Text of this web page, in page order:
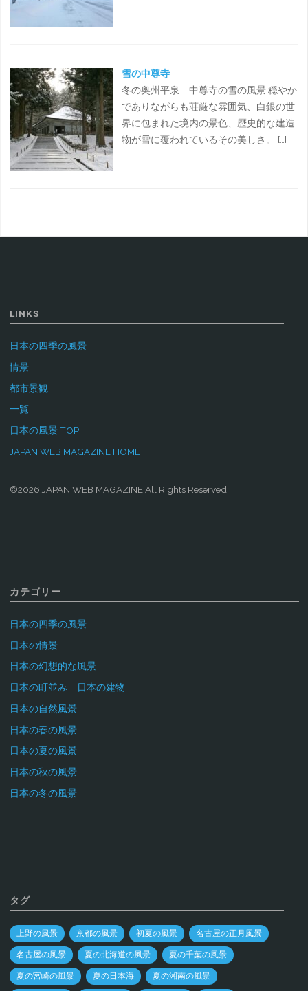
雪の中尊寺
冬の奥州平泉 中尊寺の雪の風景 穏やか
でありながらも荘厳な雰囲気、白銀の世
界に包まれた境内の景色、歴史的な建造
物が雪に覆われているその美しさ。 […]
LINKS
日本の四季の風景
情景
都市景観
一覧
日本の風景 TOP
JAPAN WEB MAGAZINE HOME
©2026 JAPAN WEB MAGAZINE All Rights Reserved.
カテゴリー
日本の四季の風景
日本の情景
日本の幻想的な風景
日本の町並み 日本の建物
日本の自然風景
日本の春の風景
日本の夏の風景
日本の秋の風景
日本の冬の風景
タグ
上野の風景 京都の風景 初夏の風景 名古屋の正月風景
名古屋の風景 夏の北海道の風景 夏の千葉の風景
夏の宮崎の風景 夏の日本海 夏の湘南の風景